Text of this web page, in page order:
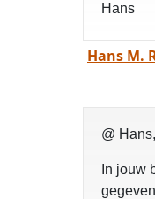
Hans
Hans M.
@ Hans,
In jouw